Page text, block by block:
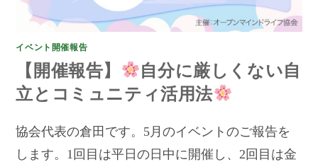
イベント開催報告
【開催報告】
自分に厳しくない自
立とコミュニティ活用法
協会代表の倉田です。5月のイベントのご報告を
します。1回目は平日の日中に開催し、2回目は金